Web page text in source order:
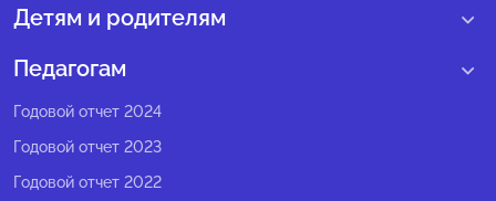
О нас
Структура регионального центра
Педагогический состав
Попечительский совет
Экспертный совет
Детям и родителям
Учебные интенсивные сборы
Педагогам
Программы Веги
Программы Сириус
Методические рекомендации
Годовой отчет 2024
Годовой отчет 2023
Годовой отчет 2022